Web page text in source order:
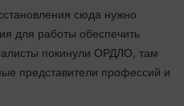
сюда нужно
для работы обеспечить
покинули ОРДЛО, там
представители профессий и